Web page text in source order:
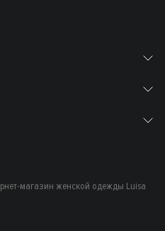
магазин женской одежды Luisa